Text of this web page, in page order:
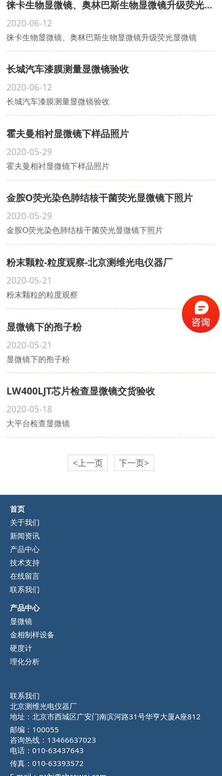
徕卡生物显微镜、奥林巴斯生物显微镜升级荧光显微镜
2020-06-12
徕卡生物显微镜、奥林巴斯生物显微镜升级荧光显微镜
长城汽车漆膜测量显微镜验收
2020-06-12
长城汽车漆膜测量显微镜验收
霍夫曼相衬显微镜下样品照片
2020-05-29
霍夫曼相衬显微镜下样品照片
金胺O荧光染色肺结核干菌荧光显微镜下照片
2020-05-29
金胺O荧光染色肺结核干菌荧光显微镜下照片
粉末颗粒-粒度观察-北京测维光电仪器厂
2020-05-21
粉末颗粒的粒度观察
显微镜下的孢子粉
2020-05-21
显微镜下的孢子粉
LW400LJT芯片检查显微镜交货验收
2020-05-18
大平台检查显微镜
<上一页 下一页>
首页
关于我们
新闻资讯
产品中心
技术支持
在线留言
联系我们
产品中心
显微镜
金相制样设备
硬度计
理化分析
联系我们
北京测维光电仪器厂
地址：北京市西城区广安门南滨河路31号华亨大厦A座812
邮编：100055
咨询热线：13466637023
电话：010-63437643
传真：010-63393572